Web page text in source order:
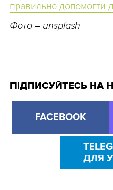
правильно допомогти
Фото – unsplash
ПІДПИСУЙТЕСЬ НА
FACEBOOK
ДЛЯ